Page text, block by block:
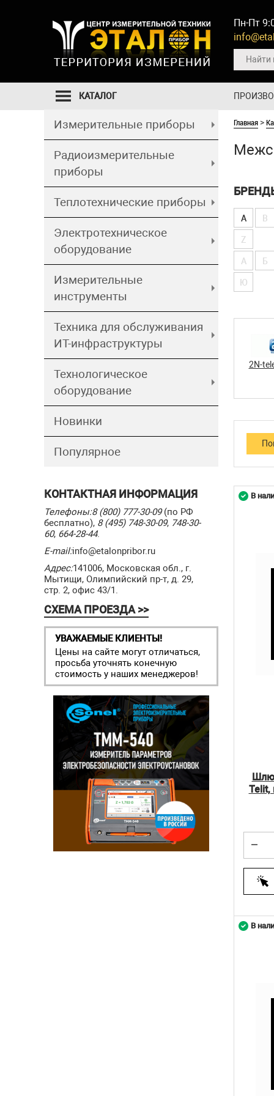
Пн-Пт
КАТАЛОГ
Измерительные приборы
Радиоизмерительные
приборы
Теплотехнические приборы
Электротехническое
оборудование
Измерительные
инструменты
Техника для обслуживания
ИТ-инфраструктуры
Технологическое
оборудование
Новинки
Популярное
КОНТАКТНАЯ ИНФОРМАЦИЯ
Телефоны:8 (800) 777-30-09(по РФ
бесплатно), 8 (495) 748-30-09, 748-30-
60, 664-28-44.
E-mail:info@etalonpribor.ru
Адрес:141006, Московская обл., г.
Мытищи, Олимпийский пр-т, д. 29,
стр. 2, офис 43/1.
СХЕМА ПРОЕЗДА >>
УВАЖАЕМЫЕ КЛИЕНТЫ!
Цены на сайте могут отличаться,
просьба уточнять конечную
стоимость у наших менеджеров!
Главная >
A B
Z
А Б
Ю
2N-
Telit,
В
В